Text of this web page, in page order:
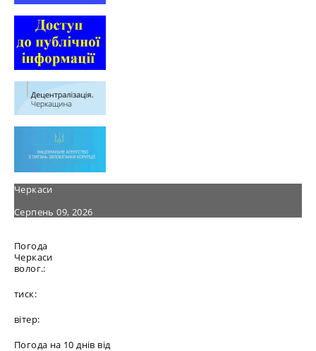
Черкаси
Серпень 09, 2026
Погода
Черкаси
волог.:
тиск:
вітер:
Погода на 10 днів від